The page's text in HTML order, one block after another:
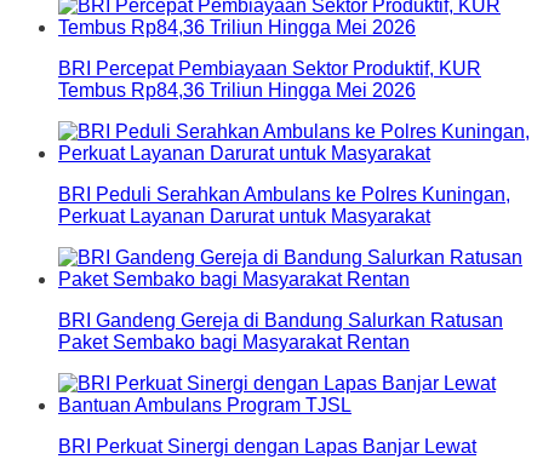
BRI Percepat Pembiayaan Sektor Produktif, KUR
Tembus Rp84,36 Triliun Hingga Mei 2026
BRI Peduli Serahkan Ambulans ke Polres Kuningan,
Perkuat Layanan Darurat untuk Masyarakat
BRI Gandeng Gereja di Bandung Salurkan Ratusan
Paket Sembako bagi Masyarakat Rentan
BRI Perkuat Sinergi dengan Lapas Banjar Lewat